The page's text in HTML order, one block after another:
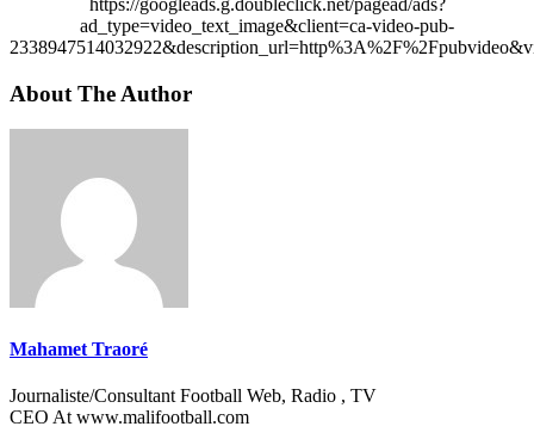
https://googleads.g.doubleclick.net/pagead/ads?
ad_type=video_text_image&client=ca-video-pub-
About The Author
Mahamet Traoré
Journaliste/Consultant Football Web, Radio , TV
CEO At www.malifootball.com